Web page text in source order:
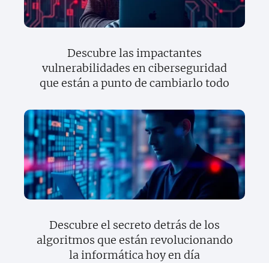
Descubre las impactantes
vulnerabilidades en ciberseguridad
que están a punto de cambiarlo todo
Descubre el secreto detrás de los
algoritmos que están revolucionando
la informática hoy en día